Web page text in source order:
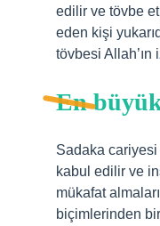
edilir ve tövbe
eden kişi
tövbesi
En
Sadaka
kabul edilir ve
mükafat
biçimlerinden